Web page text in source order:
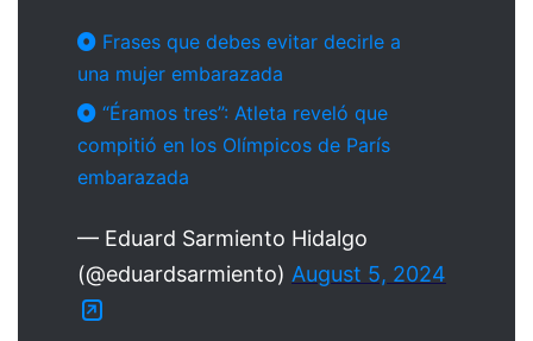
Frases que debes evitar decirle a
una mujer embarazada
“Éramos tres”: Atleta reveló que
compitió en los Olímpicos de París
embarazada
— Eduard Sarmiento Hidalgo
(@eduardsarmiento) August 5, 2024